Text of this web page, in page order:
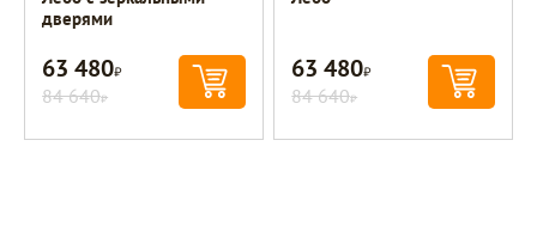
дверями
63 480Р
84 640Р
63 480Р
84 640Р